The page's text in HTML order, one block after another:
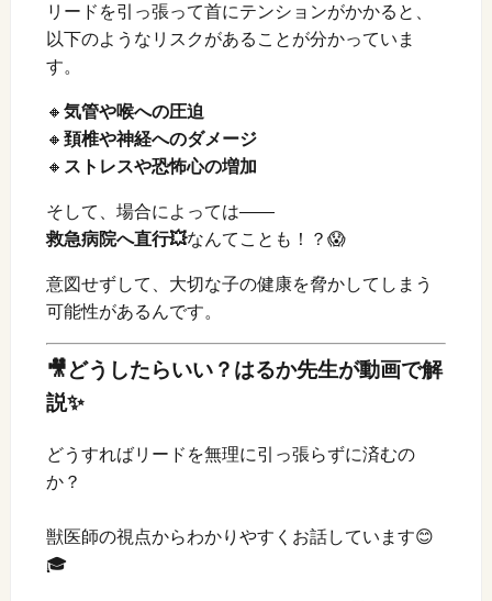
リードを引っ張って首にテンションがかかると、
以下のようなリスクがあることが分かっていま
す。
🔸 気管や喉への圧迫
🔸 頚椎や神経へのダメージ
🔸 ストレスや恐怖心の増加
そして、場合によっては――
救急病院へ直行💥なんてことも！？😱
意図せずして、大切な子の健康を脅かしてしまう
可能性があるんです。
🎥どうしたらいい？はるか先生が動画で解
説✨
どうすればリードを無理に引っ張らずに済むの
か？
獣医師の視点からわかりやすくお話しています😊
🎓